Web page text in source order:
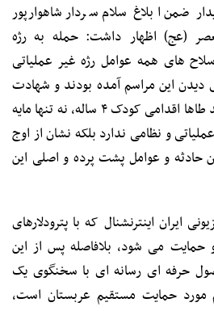
ضمن ابلاغ سلام سردار شاهوارپور
(عج) اظهار داشت: حمله به رژه
های همه عوامل رژه غیر عملیاتی
این مراسم آمده بودند و شهادت
جمعی از آنها از جمله محمد طاها اقدامی کودک ۴ ساله، نه تنها مایه
و نظامی ندارد بلکه نشان از اوج
حادثه و عوامل پشت پرده و اصلی این
ایران اینترنشنال که با پترودلارهای
حمایت می شود، بلافاصله پس از این
حرفه ای رسانه ای با سخنگوی یک
حمایت مستقیم عربستان است،